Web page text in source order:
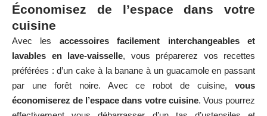
Économisez de l’espace dans votre
cuisine
Avec les accessoires facilement interchangeables et
lavables en lave-vaisselle, vous préparerez vos recettes
préférées : d’un cake à la banane à un guacamole en passant
par une forêt noire. Avec ce robot de cuisine, vous
économiserez de l’espace dans votre cuisine. Vous pourrez